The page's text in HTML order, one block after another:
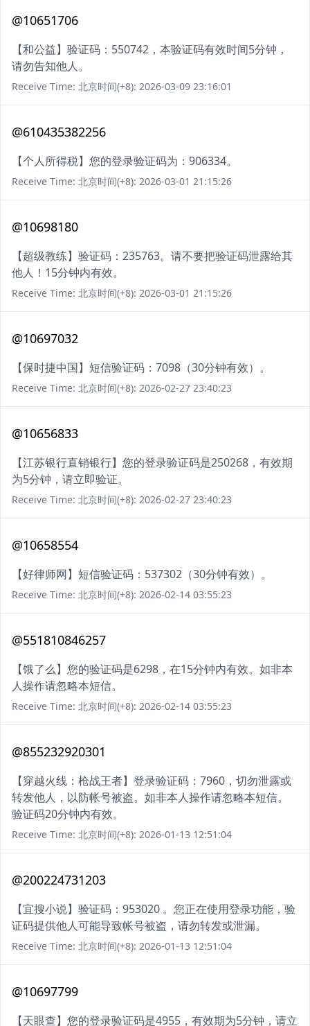
@10651706
【和公益】验证码：550742，本验证码有效时间5分钟，
请勿告知他人。
Receive Time: 北京时间(+8): 2026-03-09 23:16:01
@610435382256
【个人所得税】您的登录验证码为：906334。
Receive Time: 北京时间(+8): 2026-03-01 21:15:26
@10698180
【超级教练】验证码：235763。请不要把验证码泄露给其
他人！15分钟内有效。
Receive Time: 北京时间(+8): 2026-03-01 21:15:26
@10697032
【保时捷中国】短信验证码：7098（30分钟有效）。
Receive Time: 北京时间(+8): 2026-02-27 23:40:23
@10656833
【江苏银行直销银行】您的登录验证码是250268，有效期
为5分钟，请立即验证。
Receive Time: 北京时间(+8): 2026-02-27 23:40:23
@10658554
【好律师网】短信验证码：537302（30分钟有效）。
Receive Time: 北京时间(+8): 2026-02-14 03:55:23
@551810846257
【饿了么】您的验证码是6298，在15分钟内有效。如非本
人操作请忽略本短信。
Receive Time: 北京时间(+8): 2026-02-14 03:55:23
@855232920301
【穿越火线：枪战王者】登录验证码：7960，切勿泄露或
转发他人，以防帐号被盗。如非本人操作请忽略本短信。
验证码20分钟内有效。
Receive Time: 北京时间(+8): 2026-01-13 12:51:04
@200224731203
【宜搜小说】验证码：953020 。您正在使用登录功能，验
证码提供他人可能导致帐号被盗，请勿转发或泄漏。
Receive Time: 北京时间(+8): 2026-01-13 12:51:04
@10697799
【天眼查】您的登录验证码是4955，有效期为5分钟，请立